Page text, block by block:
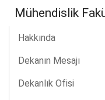
Mühendislik
Hakkında
Dekanın Mesajı
Dekanlık Ofisi